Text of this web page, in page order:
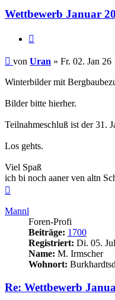
Wettbewerb Januar
Beitrag
von Uran » Fr. 02. Jan 26
Winterbilder mit
Bilder bitte hierher.
Teilnahmeschluß ist der 31.
Los gehts.
Viel Spaß
ich bi noch aaner ven altn
Mannl
Foren-Profi
Beiträge: 1700
Registriert: Di. 05.
Name: M. Irmscher
Wohnort:
Re: Wettbewerb